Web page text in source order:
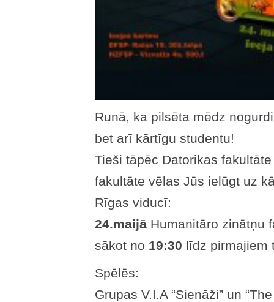
Runā, ka pilsēta mēdz
bet arī kārtīgu studentu!
Tieši tāpēc Datorikas
fakultāte vēlas Jūs ielūgt uz
Rīgas viducī:
24.maijā Humanitāro zinātņu
sākot no 19:30 līdz pirmajiem
Spēlēs:
Grupas V.I.A “Sienāži” un